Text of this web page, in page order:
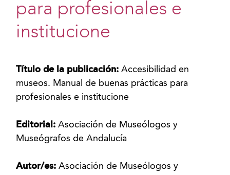
para profesionales e
institucione
Título de la publicación:Accesibilidad en
museos. Manual de buenas prácticas para
profesionales e institucione
Editorial:Asociación de Museólogos y
Museógrafos de Andalucía
Autor/es:Asociación de Museólogos y